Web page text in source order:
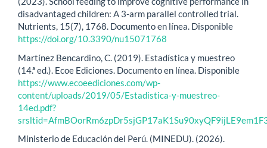
disadvantaged children: A 3-arm parallel controlled trial.
Nutrients, 15(7), 1768. Documento en línea. Disponible
https://doi.org/10.3390/nu15071768
Martínez Bencardino, C. (2019). Estadística y muestreo
(14.ª ed.). Ecoe Ediciones. Documento en línea. Disponible
https://www.ecoeediciones.com/wp-
content/uploads/2019/05/Estadistica-y-muestreo-
14ed.pdf?
Ministerio de Educación del Perú. (MINEDU). (2026).